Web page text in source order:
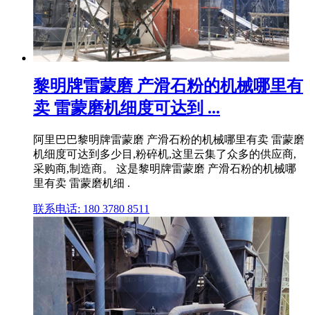
黎明牌雷蒙磨 产滑石粉的机械哪里有
卖 雷蒙磨机细度可达到 ...
阿里巴巴黎明牌雷蒙磨 产滑石粉的机械哪里有卖 雷蒙磨
机细度可达到多少目,粉碎机,这里云集了众多的供应商,
采购商,制造商。 这是黎明牌雷蒙磨 产滑石粉的机械哪
里有卖 雷蒙磨机细 .
联系电话: 180 3780 8511